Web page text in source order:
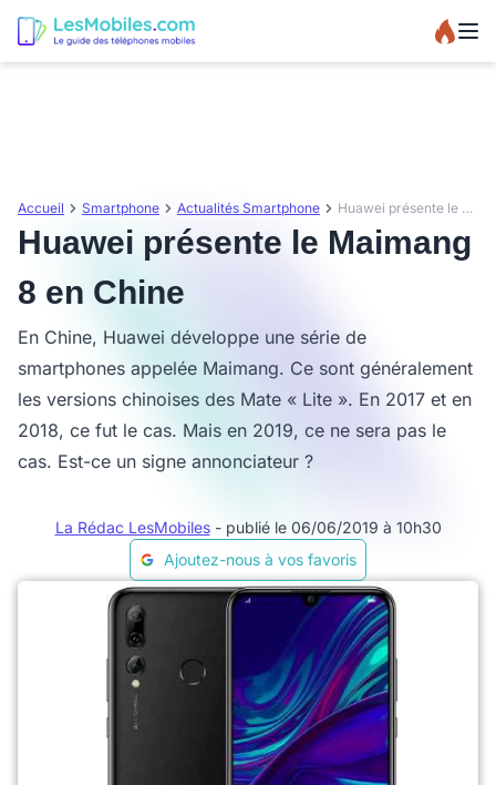
Accueil Smartphone Actualités Smartphone Huawei présente le Maimang 8 en Chine
Huawei présente le Maimang
8 en Chine
En Chine, Huawei développe une série de
smartphones appelée Maimang. Ce sont généralement
les versions chinoises des Mate « Lite ». En 2017 et en
2018, ce fut le cas. Mais en 2019, ce ne sera pas le
cas. Est-ce un signe annonciateur ?
La Rédac LesMobiles - publié le 06/06/2019 à 10h30
Ajoutez-nous à vos favoris